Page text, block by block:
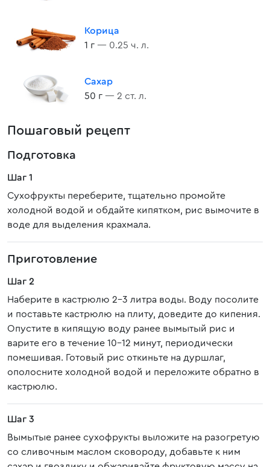
Корица
1 г — 0.25 ч. л.
Сахар
50 г — 2 ст. л.
Пошаговый рецепт
Подготовка
Шаг 1
Сухофрукты переберите, тщательно промойте
холодной водой и обдайте кипятком, рис вымочите в
воде для выделения крахмала.
Приготовление
Шаг 2
Наберите в кастрюлю 2-3 литра воды. Воду посолите
и поставьте кастрюлю на плиту, доведите до кипения.
Опустите в кипящую воду ранее вымытый рис и
варите его в течение 10-12 минут, периодически
помешивая. Готовый рис откиньте на дуршлаг,
ополосните холодной водой и переложите обратно в
кастрюлю.
Шаг 3
Вымытые ранее сухофрукты выложите на разогретую
со сливочным маслом сковороду, добавьте к ним